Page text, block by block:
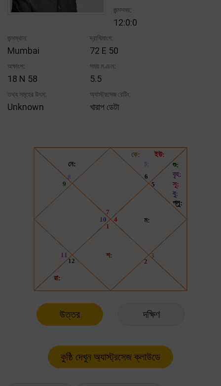
জন্মসময়:
12:0:0
জন্মস্থান:
Mumbai
দ্রাঘিমাংশ:
72 E 50
অক্ষাংশ:
18 N 58
সময় মণ্ডল:
5.5
তথ্য সমূহের উৎস:
Unknown
অ্যাস্ট্রসেজ রেটিং:
খারাপ ডেটা
উত্তর দক্ষিণ